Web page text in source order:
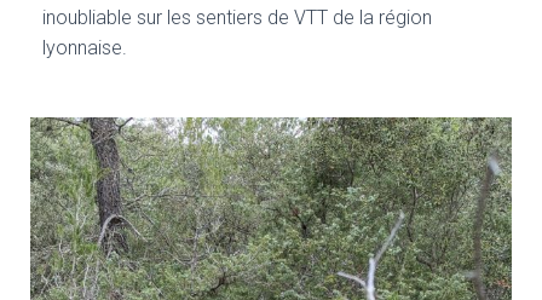
inoubliable sur les sentiers de VTT de la région
lyonnaise.